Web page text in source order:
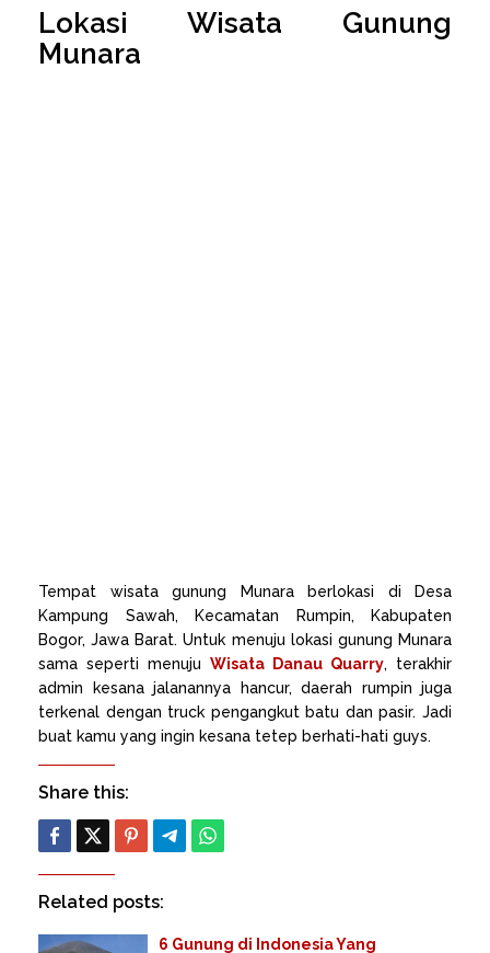
Lokasi Wisata Gunung
Munara
Tempat wisata gunung Munara berlokasi di Desa
Kampung Sawah, Kecamatan Rumpin, Kabupaten
Bogor, Jawa Barat. Untuk menuju lokasi gunung Munara
sama seperti menuju Wisata Danau Quarry, terakhir
admin kesana jalanannya hancur, daerah rumpin juga
terkenal dengan truck pengangkut batu dan pasir. Jadi
buat kamu yang ingin kesana tetep berhati-hati guys.
Share this:
Related posts:
6 Gunung di Indonesia Yang